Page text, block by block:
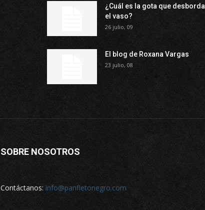
¿Cuál es la gota que desborda
el vaso?
26 julio, 09
El blog de Roxana Vargas
23 julio, 08
SOBRE NOSOTROS
Contáctanos: info@panfletonegro.com